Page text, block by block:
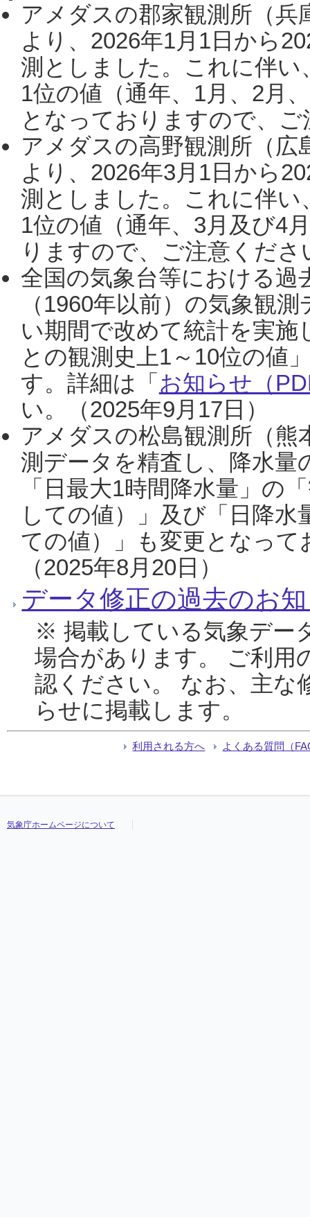
アメダスの郡家観測所（
より、2026年1月1日から
測としました。これに伴い
1位の値（通年、1月、2月
となっておりますので、
アメダスの高野観測所（
より、2026年3月1日から
測としました。これに伴い
1位の値（通年、3月及び4
りますので、ご注意くだ
全国の気象台等における過
（1960年以前）の気象観
い期間で改めて統計を実
との観測史上1～10位の値
す。詳細は「 お知らせ（
い。（2025年9月17日）
アメダスの松島観測所（熊
測データを精査し、降水
「日最大1時間降水量」の
しての値）」及び「日降
ての値）」も変更となっ
（2025年8月20日）
データ修正の過去のお
※ 掲載している気象デー
場合があります。 ご利用
認ください。 なお、主な
らせに掲載します。
利用される方へ よくある質問（
気象庁ホームページについて